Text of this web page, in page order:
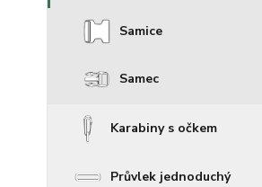
Samice
Samec
Karabiny s očkem
Průvlek jednoduchý